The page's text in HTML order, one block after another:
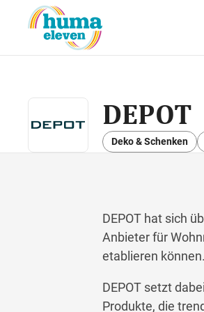
DEPOT
Deko & Schenken
DEPOT hat sich
Anbieter für
etablieren können.
DEPOT setzt
Produkte, die